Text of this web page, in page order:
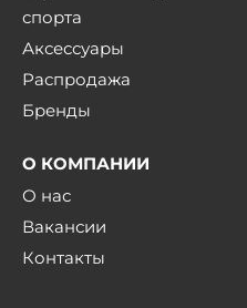
спорта
Аксессуары
Распродажа
Бренды
О КОМПАНИИ
О нас
Вакансии
Контакты